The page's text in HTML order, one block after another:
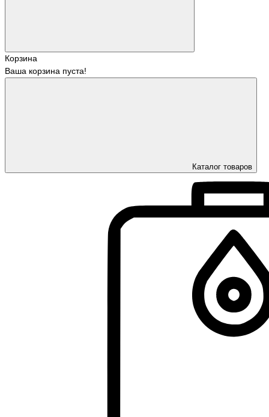
Корзина
Ваша корзина пуста!
Каталог товаров